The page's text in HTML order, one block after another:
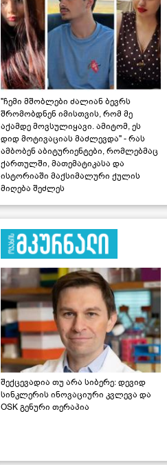
"ჩემი მშობლები ძალიან ბევრს
შრომობდნენ იმისთვის, რომ მე
აქამდე მოვსულიყავი. ამიტომ, ეს
დიდ მოტივაციას მაძლევდა" - რას
ამბობენ აბიტურიენტები, რომლებმაც
ქართულში, მათემატიკასა და
ისტორიაში მაქსიმალური ქულის
მიღება შეძლეს
შექცევადია თუ არა სიბერე: დევიდ
სინკლერის ინოვაციური კვლევა და
OSK გენური თერაპია